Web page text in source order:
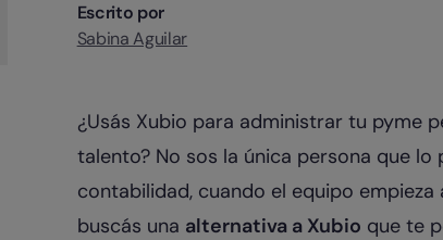
Escrito por
Sabina Aguilar
¿Usás Xubio para administrar tu pyme
talento? No sos la única persona que
contabilidad, cuando el equipo
buscás una alternativa a Xubio que te